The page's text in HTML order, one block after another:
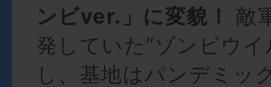
ンビver.」に変貌！
敵
発していた“ゾンビウイ
し、基地はパンデミッ